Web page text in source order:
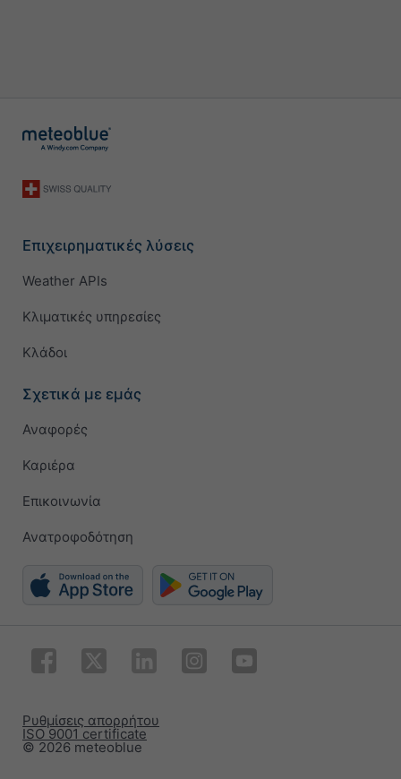
Επιχειρηματικές λύσεις
Weather APIs
Κλιματικές υπηρεσίες
Κλάδοι
Σχετικά με εμάς
Αναφορές
Καριέρα
Επικοινωνία
Ανατροφοδότηση
© 2026 meteoblue
ISO 9001 certificate
Ρυθμίσεις απορρήτου